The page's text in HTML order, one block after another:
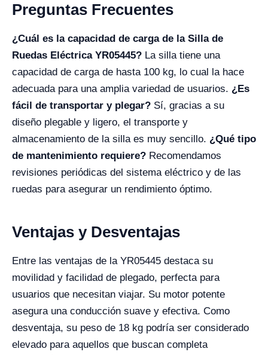
Preguntas Frecuentes
¿Cuál es la capacidad de carga de la Silla de
Ruedas Eléctrica YR05445? La silla tiene una
capacidad de carga de hasta 100 kg, lo cual la hace
adecuada para una amplia variedad de usuarios. ¿Es
fácil de transportar y plegar? Sí, gracias a su
diseño plegable y ligero, el transporte y
almacenamiento de la silla es muy sencillo. ¿Qué tipo
de mantenimiento requiere? Recomendamos
revisiones periódicas del sistema eléctrico y de las
ruedas para asegurar un rendimiento óptimo.
Ventajas y Desventajas
Entre las ventajas de la YR05445 destaca su
movilidad y facilidad de plegado, perfecta para
usuarios que necesitan viajar. Su motor potente
asegura una conducción suave y efectiva. Como
desventaja, su peso de 18 kg podría ser considerado
elevado para aquellos que buscan completa